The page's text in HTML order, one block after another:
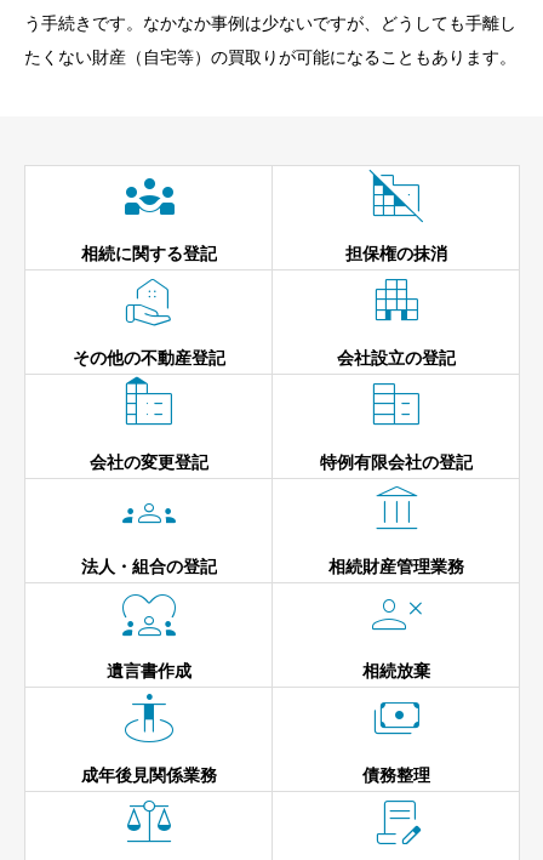
う手続きです。なかなか事例は少ないですが、どうしても手離し
たくない財産（自宅等）の買取りが可能になることもあります。

相続に関する登記

担保権の抹消

その他の不動産登記

会社設立の登記

会社の変更登記

特例有限会社の登記

法人・組合の登記

相続財産管理業務

遺言書作成

相続放棄

成年後見関係業務

債務整理
 